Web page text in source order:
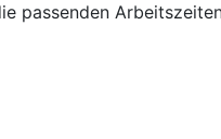
passenden